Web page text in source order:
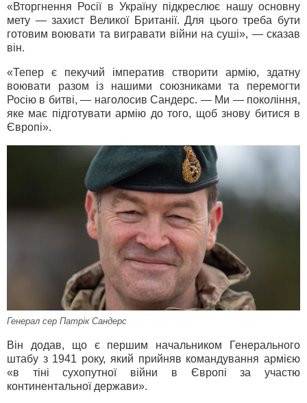
«Вторгнення Росії в Україну підкреслює нашу основну
мету — захист Великої Британії. Для цього треба бути
готовим воювати та вигравати війни на суші», — сказав
він.
«Тепер є пекучий імператив створити армію, здатну
воювати разом із нашими союзниками та перемогти
Росію в битві, — наголосив Сандерс. — Ми — покоління,
яке має підготувати армію до того, щоб знову битися в
Європі».
Генерал сер Патрік Сандерс
Він додав, що є першим начальником Генерального
штабу з 1941 року, який прийняв командування армією
«в тіні сухопутної війни в Європі за участю
континентальної держави».